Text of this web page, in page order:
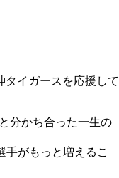
タイガースを応援して
分かち合った一生の
手がもっと増えるこ